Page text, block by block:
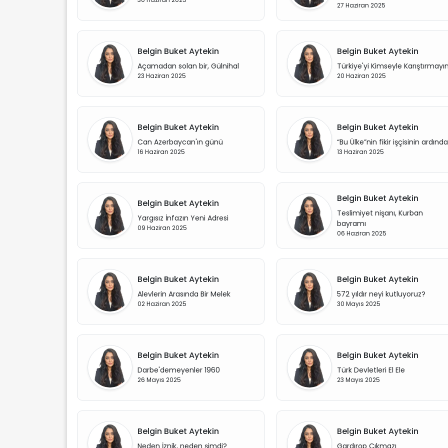
27 Haziran 2025
Belgin Buket Aytekin
Açamadan solan bir, Gülnihal
23 Haziran 2025
Belgin Buket Aytekin
Türkiye'yi Kimseyle
20 Haziran 2025
Belgin Buket Aytekin
Can Azerbaycan'ın günü
16 Haziran 2025
Belgin Buket Aytekin
“Bu Ülke”nin fikir işçisinin
13 Haziran 2025
Belgin Buket Aytekin
Yargısız İnfazın Yeni Adresi
09 Haziran 2025
Belgin Buket Aytekin
Teslimiyet nişanı, Kurban
bayramı
06 Haziran 2025
Belgin Buket Aytekin
Alevlerin Arasında Bir Melek
02 Haziran 2025
Belgin Buket Aytekin
572 yıldır neyi kutluyoruz?
30 Mayıs 2025
Belgin Buket Aytekin
Darbe'demeyenler 1960
26 Mayıs 2025
Belgin Buket Aytekin
Türk Devletleri El Ele
23 Mayıs 2025
Belgin Buket Aytekin
Neden İznik, neden şimdi?
Belgin Buket Aytekin
Gardırop Çıkmazı